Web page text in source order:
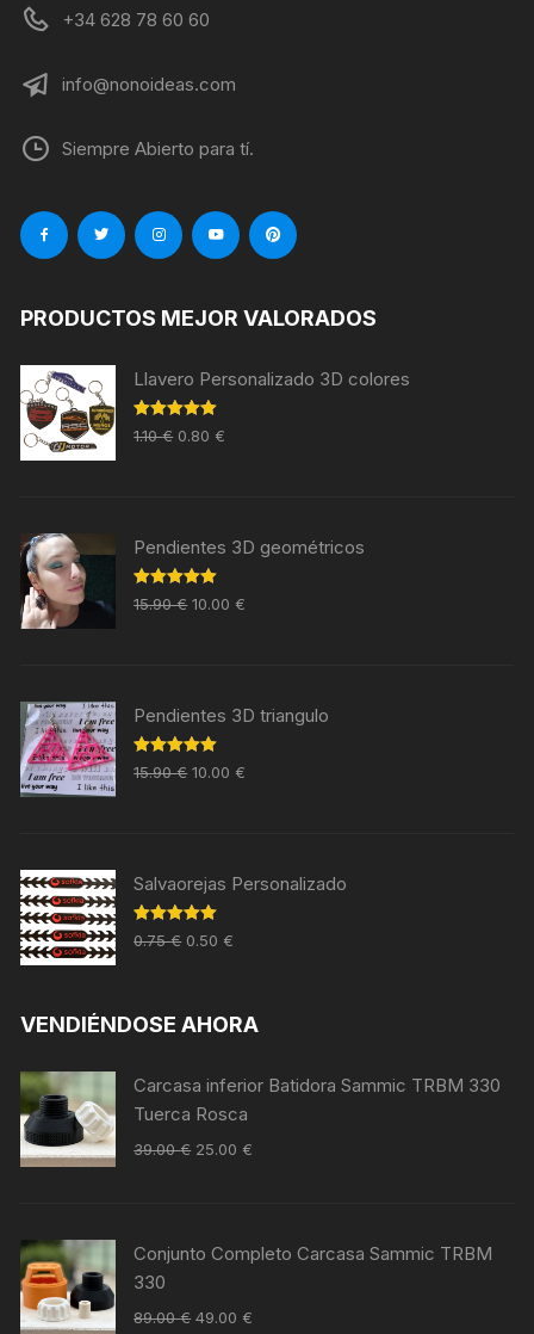
+34 628 78 60 60
info@nonoideas.com
Siempre Abierto para tí.
PRODUCTOS MEJOR VALORADOS
Llavero Personalizado 3D colores
Valorado en
5.00
de 5
1.10€ 0.80 €
Pendientes 3D geométricos
Valorado en
5.00 de 5
15.90€ 10.00 €
Pendientes 3D triangulo
Valorado en
5.00 de 5
15.90€ 10.00 €
Salvaorejas Personalizado
Valorado en
5.00de 5
0.75€ 0.50 €
VENDIÉNDOSE AHORA
Carcasa inferior Batidora Sammic TRBM 330
Tuerca Rosca
39.00€ 25.00 €
Conjunto Completo Carcasa Sammic TRBM
330
89.00€ 49.00 €